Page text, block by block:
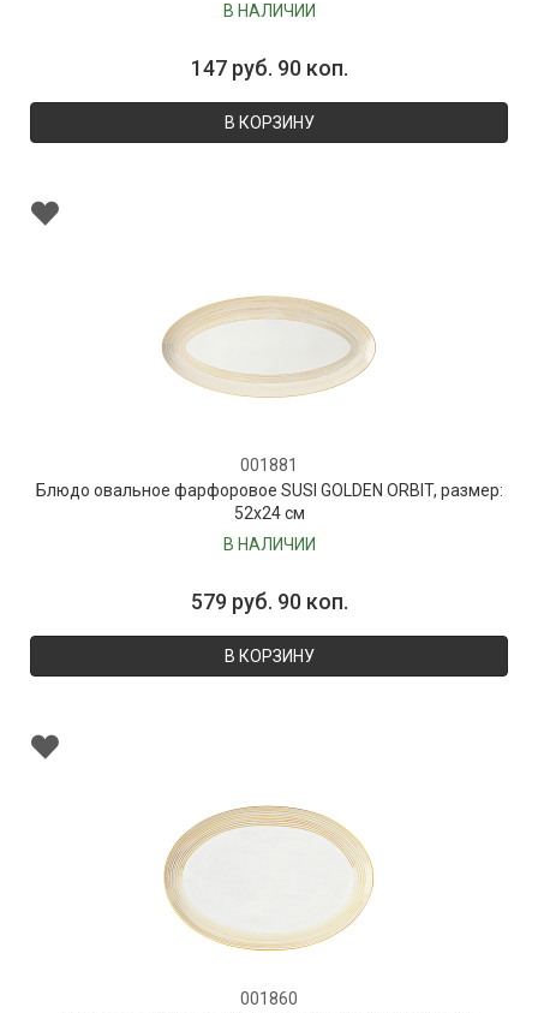
В НАЛИЧИИ
147 руб. 90 коп.
В КОРЗИНУ
001881
Блюдо овальное фарфоровое SUSI GOLDEN ORBIT, размер:
52х24 см
В НАЛИЧИИ
579 руб. 90 коп.
В КОРЗИНУ
001860